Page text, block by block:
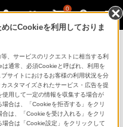
0
にCookieを利用しておりま
、サービスのリクエストに相当する利
通常、必須Cookieと呼ばれ、利用を
サイトにおけるお客様の利用状況を分
スタマイズされたサービス・広告を提
用して一定の情報を収集する場合が
合は、「Cookieを拒否する」をクリ
は、「Cookieを受け入れる」をクリ
合は「Cookie設定」をクリックして